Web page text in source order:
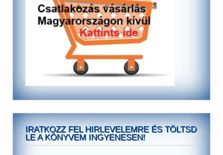
IRATKOZZ FEL HIRLEVELEMRE ÉS TÖLTSD
LE A KÖNYVEM INGYENESEN!